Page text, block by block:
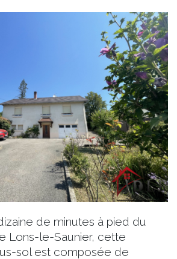
de minutes à pied du
Lons-le-Saunier, cette
sol est composée de